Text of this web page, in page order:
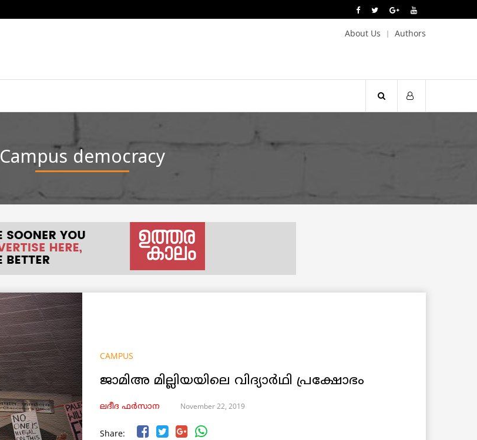
About Us Authors
Campus democracy
CAMPUS
ജാമിഅ മില്ലിയയിലെ വിദ്യാർഥി പ്രക്ഷോഭം
ലദീദ ഫർസാന November 22, 2019
Share: